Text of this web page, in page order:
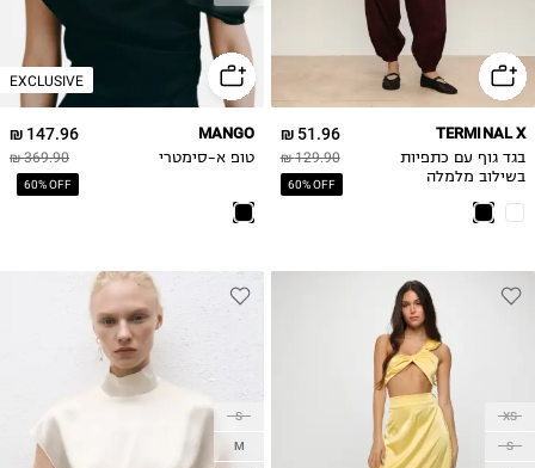
51.96 ₪
129.90 ₪
60% OFF
TERMINAL X
בגד גוף עם כתפיות
בשילוב מלמלה
EXCLUSIVE
XL
147.96 ₪
369.90 ₪
60% OFF
MANGO
טופ א-סימטרי
XS
S
S
M